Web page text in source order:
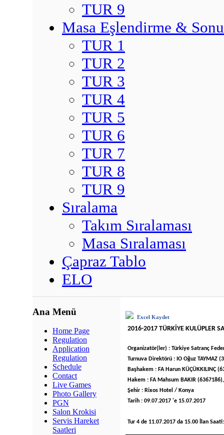
TUR 9
Masa Eşlendirme &
TUR 1
TUR 2
TUR 3
TUR 4
TUR 5
TUR 6
TUR 7
TUR 8
TUR 9
Sıralama
Takım Sıralaması
Masa Sıralaması
Çapraz Tablo
ELO
Ana Menü
Home Page
Regulation
Application
Regulation
Schedule
Contact
Live Games
Photo Gallery
PGN
Salon Krokisi
Servis Hareket
Saatleri
Excel Kaydet
2016-2017 TÜRKİYE KULÜPLER
Organizatör(ler) : Türkiye Satranç
Turnuva Direktörü : IO Oğuz TAYMAZ
Başhakem : FA Harun KÜÇÜKKILINÇ
Hakem : FA Mahsum BAKIR
Şehir : Rixos Hotel / Konya
Tarih : 09.07.2017 'e 15.07.2017
Tur 4 de 11.07.2017 da 15.00 İlan